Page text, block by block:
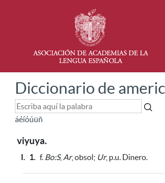
Diccionario de
áéíóúüñ
viyuya.
I. 1. f. Bo:S, Ar, obsol; Ur, p.u. Dinero.